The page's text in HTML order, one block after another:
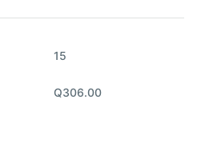
15
Q306.00